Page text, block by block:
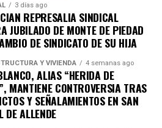
justo donde la ciudad
IKEA instaló clósets
los colores de la bandera
sino una invitación abierta
la comunidad LGBTQ+ pudieron
clóset, o hacerlo por primera
ovación, y sobre todo
3 días ago
REPRESALIA SINDICAL
JUBILADO DE MONTE DE PIEDAD
DE SINDICATO DE SU HIJA
Y VIVIENDA 4 semanas ago
ALIAS “HERIDA DE
MANTIENE CONTROVERSIA TRAS
Y SEÑALAMIENTOS EN SAN
DE ALLENDE